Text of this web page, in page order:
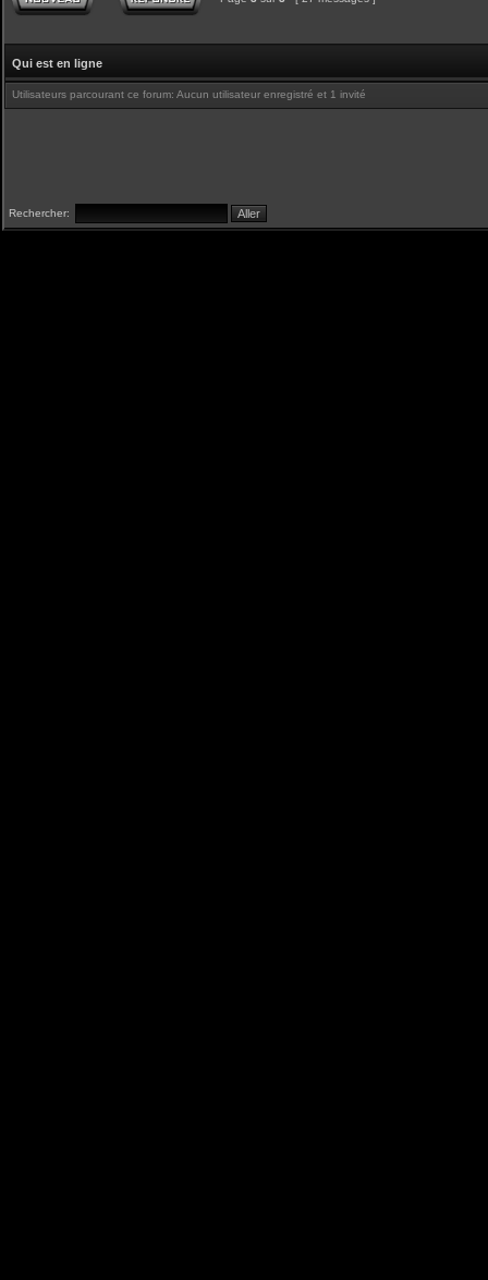
Qui est en ligne
Utilisateurs parcourant ce forum: Aucun utilisateur enregistré et 1 invité
Rechercher: